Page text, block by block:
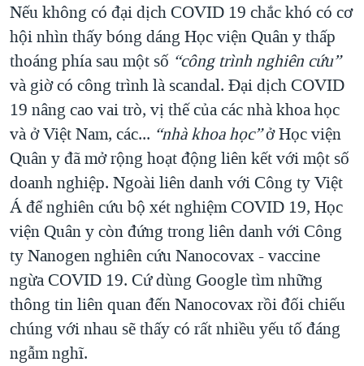
Nếu không có đại dịch COVID 19 chắc khó có cơ
hội nhìn thấy bóng dáng Học viện Quân y thấp
thoáng phía sau một số “công trình nghiên cứu”
và giờ có công trình là scandal. Đại dịch COVID
19 nâng cao vai trò, vị thế của các nhà khoa học
và ở Việt Nam, các... “nhà khoa học”ở Học viện
Quân y đã mở rộng hoạt động liên kết với một số
doanh nghiệp. Ngoài liên danh với Công ty Việt
Á để nghiên cứu bộ xét nghiệm COVID 19, Học
viện Quân y còn đứng trong liên danh với Công
ty Nanogen nghiên cứu Nanocovax - vaccine
ngừa COVID 19. Cứ dùng Google tìm những
thông tin liên quan đến Nanocovax rồi đối chiếu
chúng với nhau sẽ thấy có rất nhiều yếu tố đáng
ngẫm nghĩ.